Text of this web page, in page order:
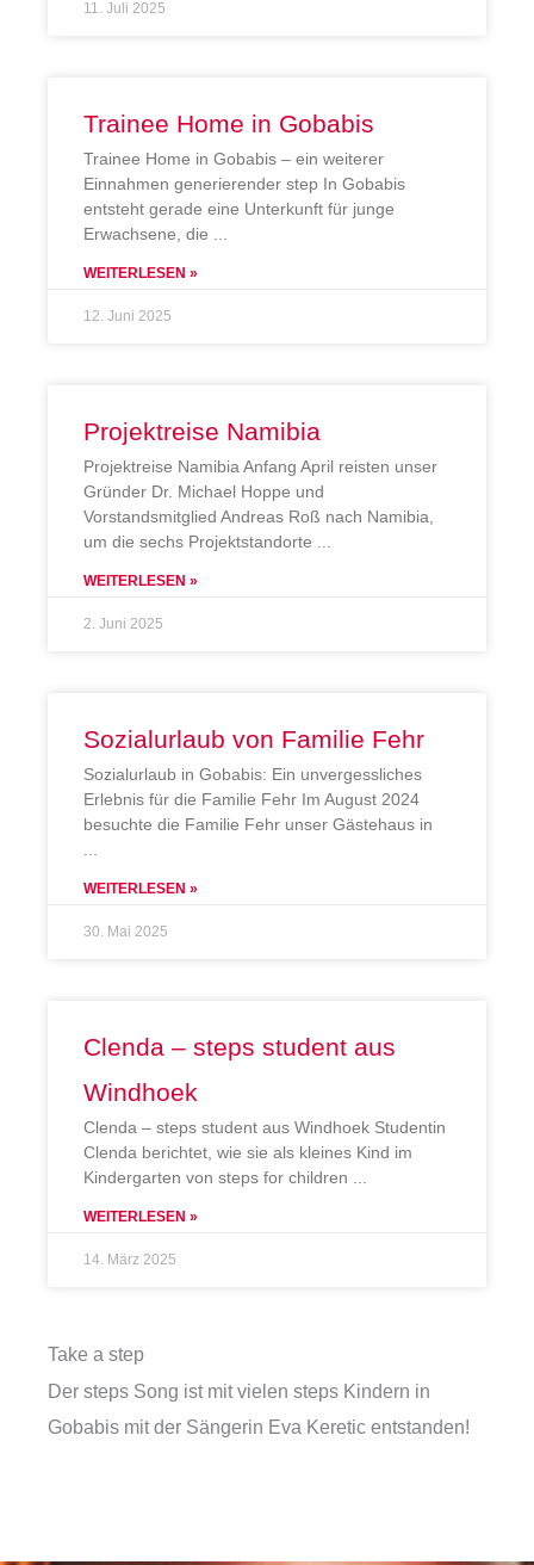
11. Juli 2025
Trainee Home in Gobabis
Trainee Home in Gobabis – ein weiterer
Einnahmen generierender step In Gobabis
entsteht gerade eine Unterkunft für junge
Erwachsene, die
WEITERLESEN »
12. Juni 2025
Projektreise Namibia
Projektreise Namibia Anfang April reisten unser
Gründer Dr. Michael Hoppe und
Vorstandsmitglied Andreas Roß nach Namibia,
um die sechs Projektstandorte
WEITERLESEN »
2. Juni 2025
Sozialurlaub von Familie Fehr
Sozialurlaub in Gobabis: Ein unvergessliches
Erlebnis für die Familie Fehr Im August 2024
besuchte die Familie Fehr unser Gästehaus in
WEITERLESEN »
30. Mai 2025
Clenda – steps student aus
Windhoek
Clenda – steps student aus Windhoek Studentin
Clenda berichtet, wie sie als kleines Kind im
Kindergarten von steps for children
WEITERLESEN »
14. März 2025
Take a step
Der steps Song ist mit vielen steps Kindern in
Gobabis mit der Sängerin Eva Keretic entstanden!